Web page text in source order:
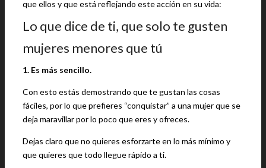
que ellos y que está reflejando este acción en su vida:
Lo que dice de ti, que solo te gusten
mujeres menores que tú
1. Es más sencillo.
Con esto estás demostrando que te gustan las cosas
fáciles, por lo que prefieres “conquistar” a una mujer que se
deja maravillar por lo poco que eres y ofreces.
Dejas claro que no quieres esforzarte en lo más mínimo y
que quieres que todo llegue rápido a ti.